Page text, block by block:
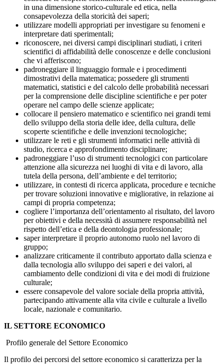
in una dimensione storico-culturale ed etica, nella
consapevolezza della storicità dei saperi;
utilizzare modelli appropriati per investigare su fenomeni e
interpretare dati sperimentali;
riconoscere, nei diversi campi disciplinari studiati, i criteri
scientifici di affidabilità delle conoscenze e delle conclusioni
che vi afferiscono;
padroneggiare il linguaggio formale e i procedimenti
dimostrativi della matematica; possedere gli strumenti
matematici, statistici e del calcolo delle probabilità necessari
per la comprensione delle discipline scientifiche e per poter
operare nel campo delle scienze applicate;
collocare il pensiero matematico e scientifico nei grandi temi
dello sviluppo della storia delle idee, della cultura, delle
scoperte scientifiche e delle invenzioni tecnologiche;
utilizzare le reti e gli strumenti informatici nelle attività di
studio, ricerca e approfondimento disciplinare;
padroneggiare l’uso di strumenti tecnologici con particolare
attenzione alla sicurezza nei luoghi di vita e di lavoro, alla
tutela della persona, dell’ambiente e del territorio;
utilizzare, in contesti di ricerca applicata, procedure e tecniche
per trovare soluzioni innovative e migliorative, in relazione ai
campi di propria competenza;
cogliere l’importanza dell’orientamento al risultato, del lavoro
per obiettivi e della necessità di assumere responsabilità nel
rispetto dell’etica e della deontologia professionale;
saper interpretare il proprio autonomo ruolo nel lavoro di
gruppo;
analizzare criticamente il contributo apportato dalla scienza e
dalla tecnologia allo sviluppo dei saperi e dei valori, al
cambiamento delle condizioni di vita e dei modi di fruizione
culturale;
essere consapevole del valore sociale della propria attività,
partecipando attivamente alla vita civile e culturale a livello
locale, nazionale e comunitario.
IL SETTORE ECONOMICO
Profilo generale del Settore Economico
Il profilo dei percorsi del settore economico si caratterizza per la